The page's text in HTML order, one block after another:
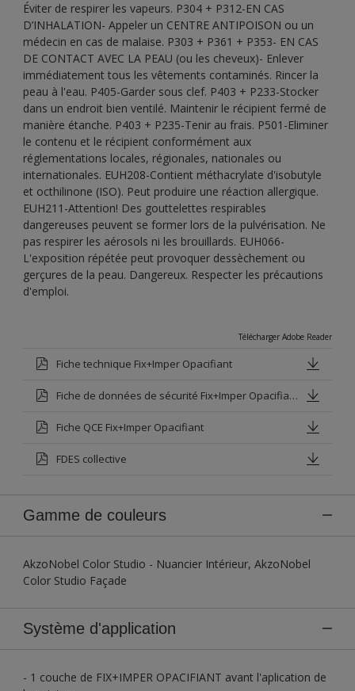
Éviter de respirer les vapeurs. P304 + P312-EN CAS
D’INHALATION- Appeler un CENTRE ANTIPOISON ou un
médecin en cas de malaise. P303 + P361 + P353- EN CAS
DE CONTACT AVEC LA PEAU (ou les cheveux)- Enlever
immédiatement tous les vêtements contaminés. Rincer la
peau à l'eau. P405-Garder sous clef. P403 + P233-Stocker
dans un endroit bien ventilé. Maintenir le récipient fermé de
manière étanche. P403 + P235-Tenir au frais. P501-Eliminer
le contenu et le récipient conformément aux
réglementations locales, régionales, nationales ou
internationales. EUH208-Contient méthacrylate d'isobutyle
et octhilinone (ISO). Peut produire une réaction allergique.
EUH211-Attention! Des gouttelettes respirables
dangereuses peuvent se former lors de la pulvérisation. Ne
pas respirer les aérosols ni les brouillards. EUH066-
L'exposition répétée peut provoquer dessèchement ou
gerçures de la peau. Dangereux. Respecter les précautions
d'emploi.
Télécharger Adobe Reader
Fiche technique Fix+Imper Opacifiant
Fiche de données de sécurité Fix+Imper Opacifiant Blanc Base P
Fiche QCE Fix+Imper Opacifiant
FDES collective
Gamme de couleurs
AkzoNobel Color Studio - Nuancier Intérieur, AkzoNobel
Color Studio Façade
Système d'application
- 1 couche de FIX+IMPER OPACIFIANT avant l'aplication de